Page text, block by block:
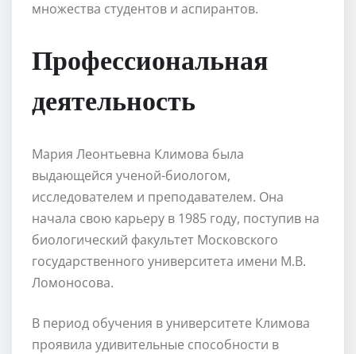
множества студентов и аспирантов.
Профессиональная
деятельность
Мария Леонтьевна Климова была
выдающейся ученой-биологом,
исследователем и преподавателем. Она
начала свою карьеру в 1985 году, поступив на
биологический факультет Московского
государственного университета имени М.В.
Ломоносова.
В период обучения в университете Климова
проявила удивительные способности в